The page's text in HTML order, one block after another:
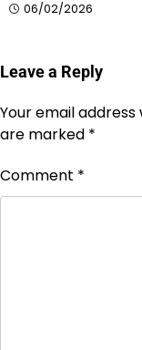
06/02/2026
Leave a Reply
Your email
are marked *
Comment *